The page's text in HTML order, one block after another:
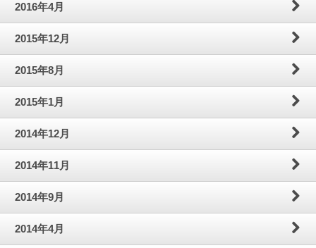
2016年4月
2015年12月
2015年8月
2015年1月
2014年12月
2014年11月
2014年9月
2014年4月